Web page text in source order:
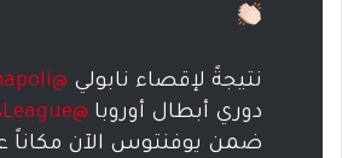
نتيجةً لإقصاء نابولي @sscnapoli
دوري أبطال أوروبا @ChampionsLeague
ضمن يوفنتوس الآن مكاناً